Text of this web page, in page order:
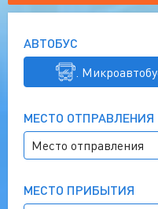
АВТОБУС
.
МЕСТО ОТПРАВЛЕНИЯ
МЕСТО ПРИБЫТИЯ